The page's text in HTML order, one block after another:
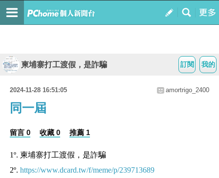
我的
訂閱
柬埔寨打工渡假，是詐騙
2024-11-28 16:51:05 amortrigo_2400
同一屆
留言 0 收藏 0 推薦 1
1º. 柬埔寨打工渡假，是詐騙
2º. https://www.dcard.tw/f/meme/p/239713689